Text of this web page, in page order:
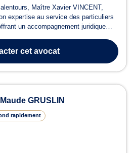
Maître Xavier VINCENT,
expertise au service des particuliers
un accompagnement juridique
de Liège, il intervient tant
cet avocat
GRUSLIN
rapidement